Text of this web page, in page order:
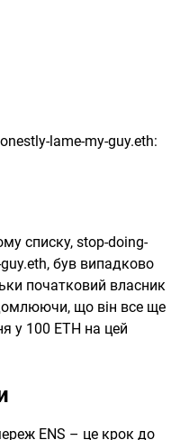
lame-my-guy.eth:
списку, stop-doing-
був випадково
початковий власник
що він все ще
у 100 ETH на цей
ENS – це крок до